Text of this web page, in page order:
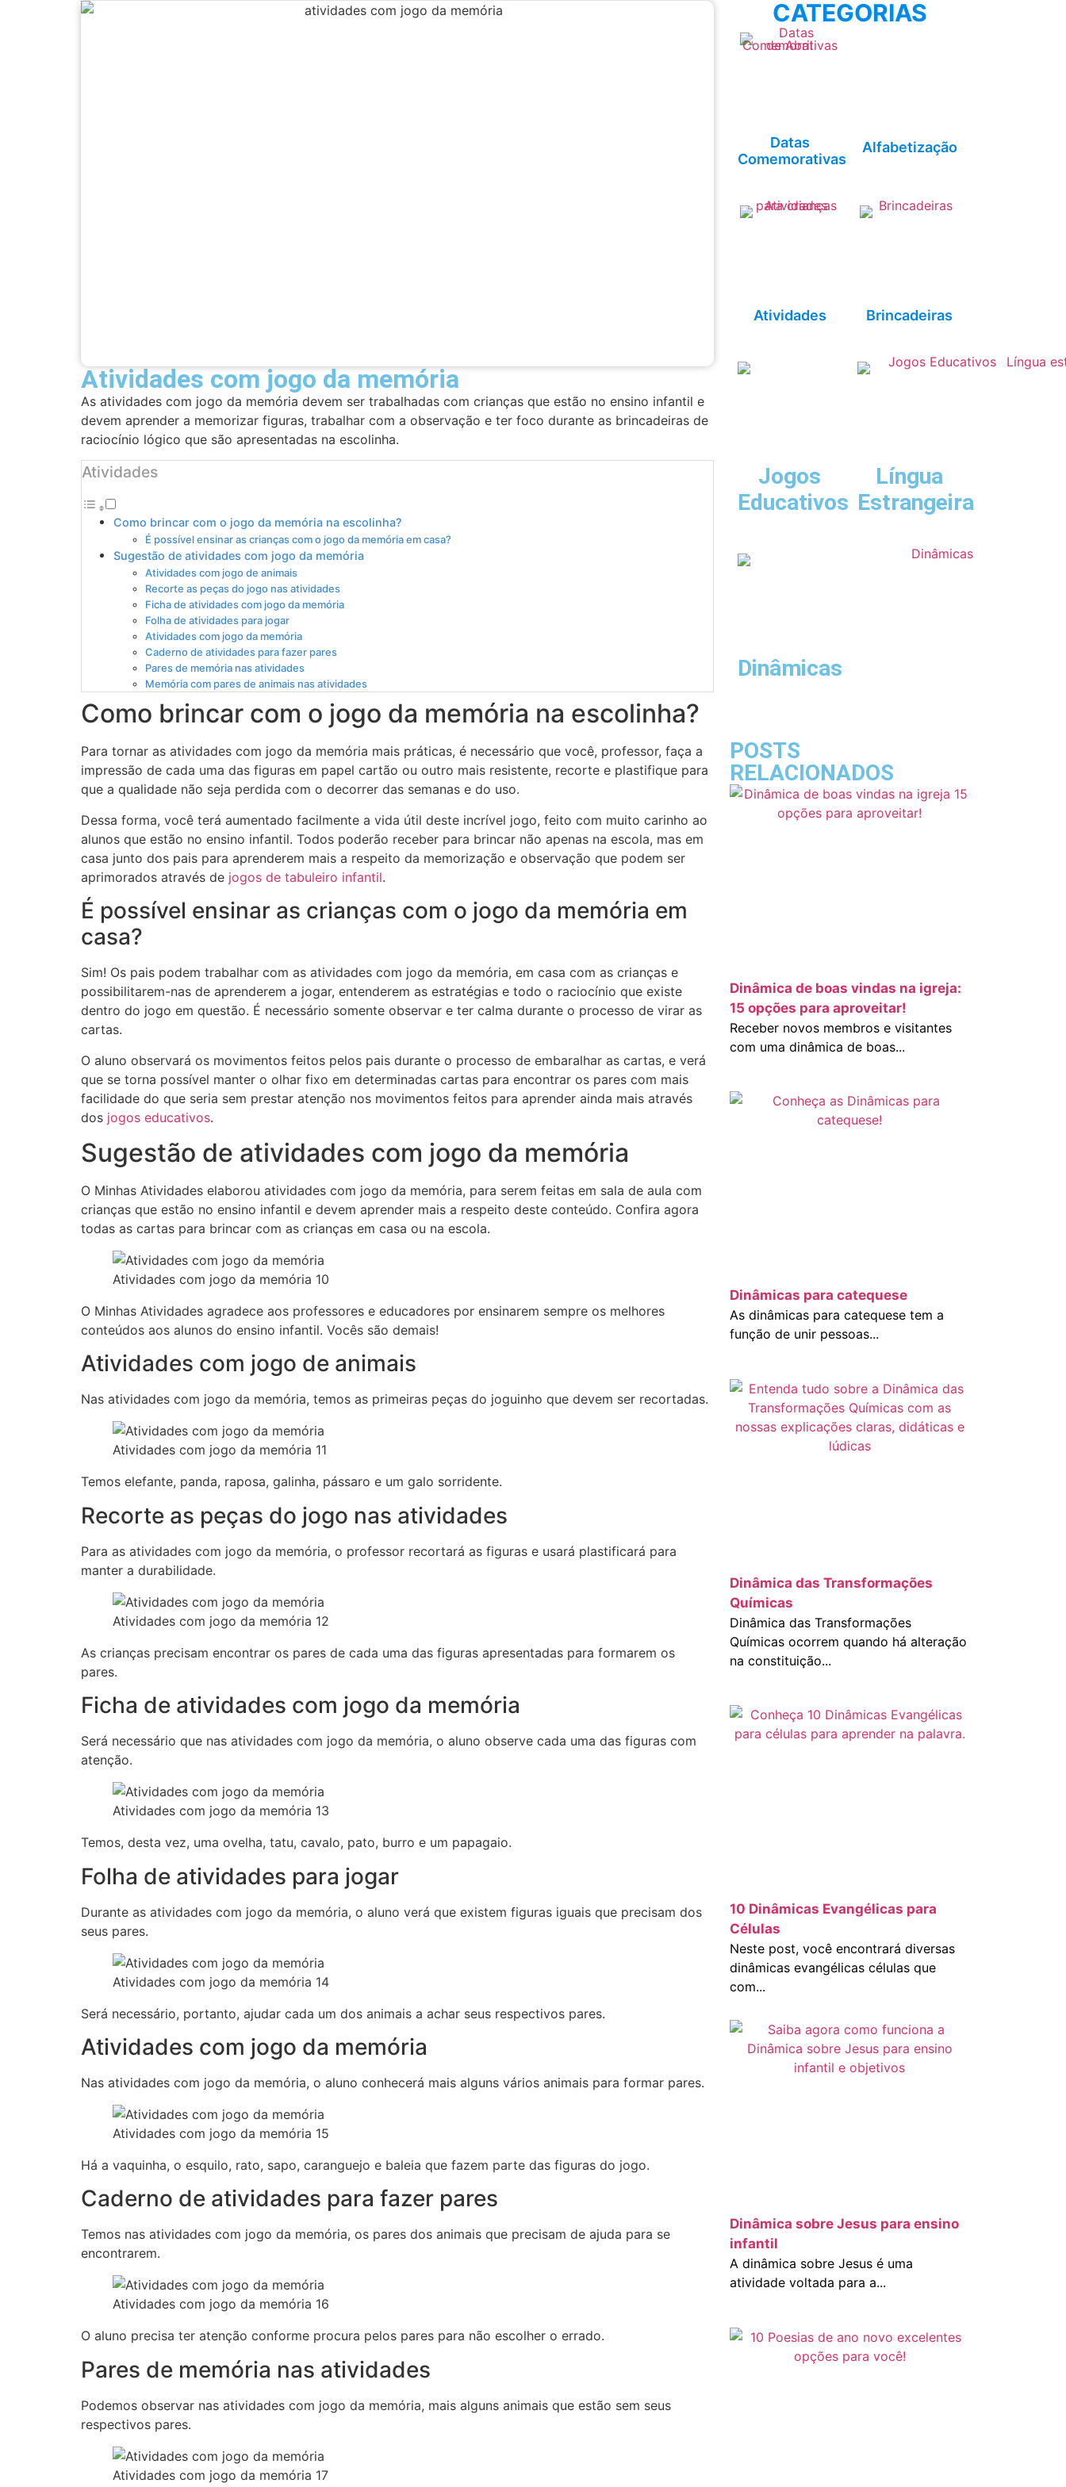
Atividades com jogo da memória
As atividades com jogo da memória devem ser trabalhadas com crianças que estão no ensino infantil e
devem aprender a memorizar figuras, trabalhar com a observação e ter foco durante as brincadeiras de
raciocínio lógico que são apresentadas na escolinha.
Atividades
Como brincar com o jogo da memória na escolinha?
É possível ensinar as crianças com o jogo da memória em casa?
Sugestão de atividades com jogo da memória
Atividades com jogo de animais
Recorte as peças do jogo nas atividades
Ficha de atividades com jogo da memória
Folha de atividades para jogar
Atividades com jogo da memória
Caderno de atividades para fazer pares
Pares de memória nas atividades
Memória com pares de animais nas atividades
Como brincar com o jogo da memória na escolinha?
Para tornar as atividades com jogo da memória mais práticas, é necessário que você, professor, faça a
impressão de cada uma das figuras em papel cartão ou outro mais resistente, recorte e plastifique para
que a qualidade não seja perdida com o decorrer das semanas e do uso.
Dessa forma, você terá aumentado facilmente a vida útil deste incrível jogo, feito com muito carinho ao
alunos que estão no ensino infantil. Todos poderão receber para brincar não apenas na escola, mas em
casa junto dos pais para aprenderem mais a respeito da memorização e observação que podem ser
aprimorados através de jogos de tabuleiro infantil.
É possível ensinar as crianças com o jogo da memória em
casa?
Sim! Os pais podem trabalhar com as atividades com jogo da memória, em casa com as crianças e
possibilitarem-nas de aprenderem a jogar, entenderem as estratégias e todo o raciocínio que existe
dentro do jogo em questão. É necessário somente observar e ter calma durante o processo de virar as
cartas.
O aluno observará os movimentos feitos pelos pais durante o processo de embaralhar as cartas, e verá
que se torna possível manter o olhar fixo em determinadas cartas para encontrar os pares com mais
facilidade do que seria sem prestar atenção nos movimentos feitos para aprender ainda mais através
dos jogos educativos.
Sugestão de atividades com jogo da memória
O Minhas Atividades elaborou atividades com jogo da memória, para serem feitas em sala de aula com
crianças que estão no ensino infantil e devem aprender mais a respeito deste conteúdo. Confira agora
todas as cartas para brincar com as crianças em casa ou na escola.
Atividades com jogo da memória 10
O Minhas Atividades agradece aos professores e educadores por ensinarem sempre os melhores
conteúdos aos alunos do ensino infantil. Vocês são demais!
Atividades com jogo de animais
Nas atividades com jogo da memória, temos as primeiras peças do joguinho que devem ser recortadas.
Atividades com jogo da memória 11
Temos elefante, panda, raposa, galinha, pássaro e um galo sorridente.
Recorte as peças do jogo nas atividades
Para as atividades com jogo da memória, o professor recortará as figuras e usará plastificará para
manter a durabilidade.
Atividades com jogo da memória 12
As crianças precisam encontrar os pares de cada uma das figuras apresentadas para formarem os
pares.
Ficha de atividades com jogo da memória
Será necessário que nas atividades com jogo da memória, o aluno observe cada uma das figuras com
atenção.
Atividades com jogo da memória 13
Temos, desta vez, uma ovelha, tatu, cavalo, pato, burro e um papagaio.
Folha de atividades para jogar
Durante as atividades com jogo da memória, o aluno verá que existem figuras iguais que precisam dos
seus pares.
Atividades com jogo da memória 14
Será necessário, portanto, ajudar cada um dos animais a achar seus respectivos pares.
Atividades com jogo da memória
Nas atividades com jogo da memória, o aluno conhecerá mais alguns vários animais para formar pares.
Atividades com jogo da memória 15
Há a vaquinha, o esquilo, rato, sapo, caranguejo e baleia que fazem parte das figuras do jogo.
Caderno de atividades para fazer pares
Temos nas atividades com jogo da memória, os pares dos animais que precisam de ajuda para se
encontrarem.
Atividades com jogo da memória 16
O aluno precisa ter atenção conforme procura pelos pares para não escolher o errado.
Pares de memória nas atividades
Podemos observar nas atividades com jogo da memória, mais alguns animais que estão sem seus
respectivos pares.
Atividades com jogo da memória 17
CATEGORIAS
Datas
Comemorativas
Alfabetização
Atividades Brincadeiras
Jogos
Educativos
Língua
Estrangeira
Dinâmicas
POSTS
RELACIONADOS
Dinâmica de boas vindas na igreja:
15 opções para aproveitar!
Receber novos membros e visitantes
com uma dinâmica de boas...
Dinâmicas para catequese
As dinâmicas para catequese tem a
função de unir pessoas...
Dinâmica das Transformações
Químicas
Dinâmica das Transformações
Químicas ocorrem quando há alteração
na constituição...
10 Dinâmicas Evangélicas para
Células
Neste post, você encontrará diversas
dinâmicas evangélicas células que
com...
Dinâmica sobre Jesus para ensino
infantil
A dinâmica sobre Jesus é uma
atividade voltada para a...